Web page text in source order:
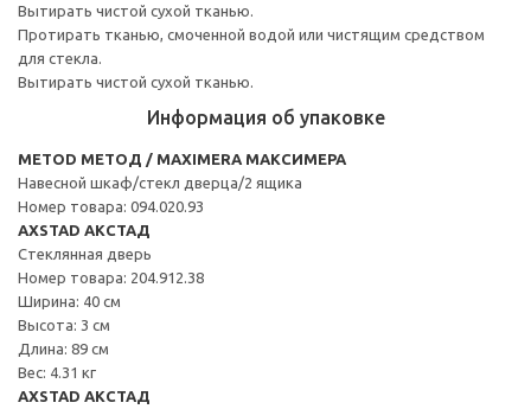
Вытирать чистой сухой тканью.
Протирать тканью, смоченной водой или чистящим средством
для стекла.
Вытирать чистой сухой тканью.
Информация об упаковке
METOD МЕТОД / MAXIMERA МАКСИМЕРА
Навесной шкаф/стекл дверца/2 ящика
Номер товара: 094.020.93
AXSTAD АКСТАД
Стеклянная дверь
Номер товара: 204.912.38
Ширина: 40 см
Высота: 3 см
Длина: 89 см
Вес: 4.31 кг
AXSTAD АКСТАД